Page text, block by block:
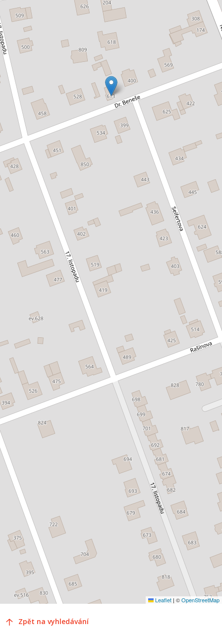
Leaflet | ©OpenStreetMap
Zpět na vyhledávání